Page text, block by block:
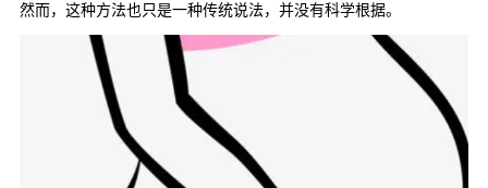
然而，这种方法也只是一种传统说法，并没有科学根据。